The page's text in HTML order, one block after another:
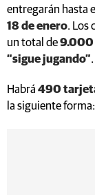
entregarán hasta el
18 de enero. Los
un total de9.000
“sigue jugando”.
Habrá 490
la siguiente forma: